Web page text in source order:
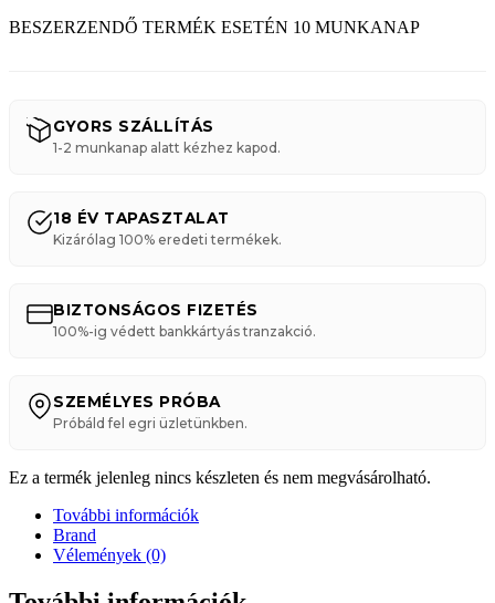
BESZERZENDŐ TERMÉK ESETÉN 10 MUNKANAP
GYORS SZÁLLÍTÁS
1-2 munkanap alatt kézhez kapod.
18 ÉV TAPASZTALAT
Kizárólag 100% eredeti termékek.
BIZTONSÁGOS FIZETÉS
100%-ig védett bankkártyás tranzakció.
SZEMÉLYES PRÓBA
Próbáld fel egri üzletünkben.
Ez a termék jelenleg nincs készleten és nem megvásárolható.
További információk
Brand
Vélemények (0)